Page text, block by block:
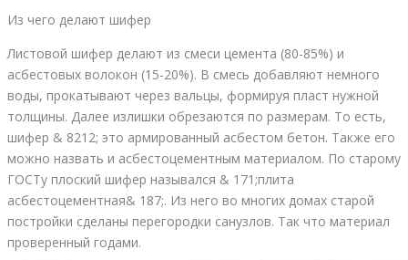
Из чего делают шифер
Листовой шифер делают из смеси цемента (80-85%) и
асбестовых волокон (15-20%). В смесь добавляют немного
воды, прокатывают через вальцы, формируя пласт нужной
толщины. Далее излишки обрезаются по размерам. То есть,
шифер & 8212; это армированный асбестом бетон. Также его
можно назвать и асбестоцементным материалом. По старому
ГОСТу плоский шифер назывался & 171;плита
асбестоцементная& 187;. Из него во многих домах старой
постройки сделаны перегородки санузлов. Так что материал
проверенный годами.